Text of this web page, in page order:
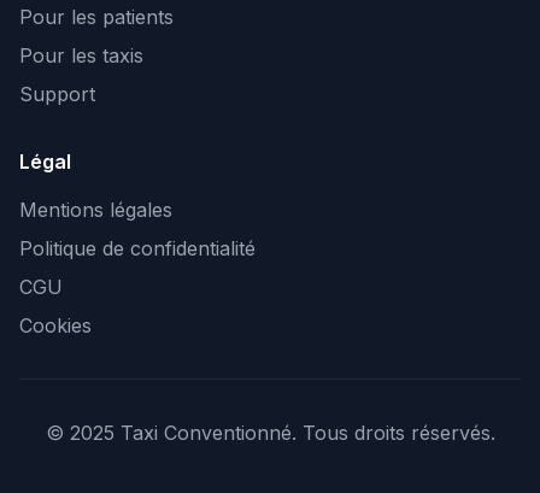
Pour les patients
Pour les taxis
Support
Légal
Mentions légales
Politique de confidentialité
CGU
Cookies
© 2025 Taxi Conventionné. Tous droits réservés.